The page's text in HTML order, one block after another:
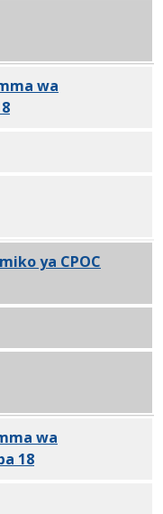
wa
, 2026 PDF
ya CPOC
wa
18, 2025 PDF